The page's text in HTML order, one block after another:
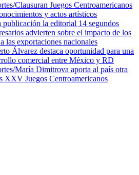
Clausuran Juegos Centroamericanos
y actos artísticos
publicación la editorial 14 segundos
advierten sobre el impacto de los
las exportaciones nacionales
Álvarez destaca oportunidad para una
comercial entre México y RD
María Dimitrova aporta al país otra
XXV Juegos Centroamericanos